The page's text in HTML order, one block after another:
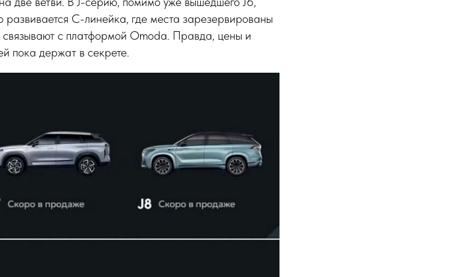
развивается С-линейка, где места зарезервированы
с платформой Omoda. Правда, цены и
пока держат в секрете.